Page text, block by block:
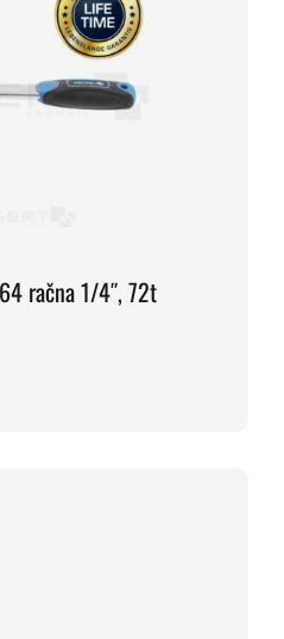
račna 1/4″, 72t